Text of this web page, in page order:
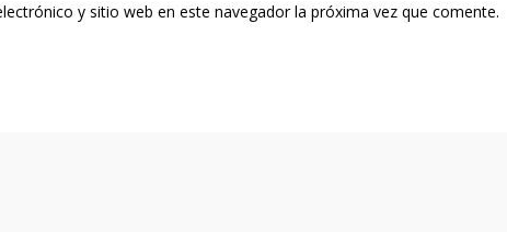
y sitio web en este navegador la próxima vez que comente.